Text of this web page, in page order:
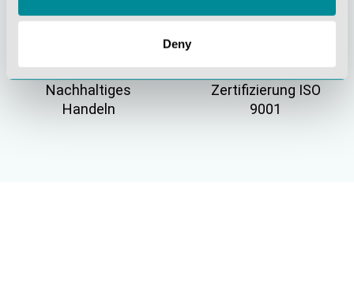
Deny
Nachhaltiges
Handeln
Zertifizierung ISO
9001